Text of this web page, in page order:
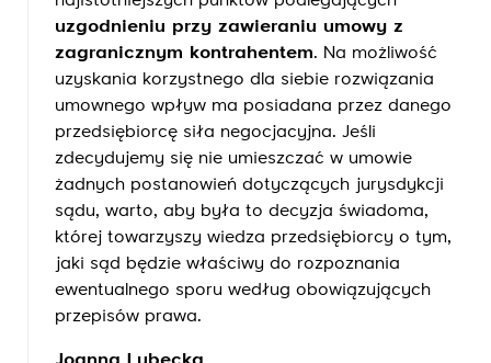
uzgodnieniu przy zawieraniu umowy z
zagranicznym kontrahentem. Na możliwość
uzyskania korzystnego dla siebie rozwiązania
umownego wpływ ma posiadana przez danego
przedsiębiorcę siła negocjacyjna. Jeśli
zdecydujemy się nie umieszczać w umowie
żadnych postanowień dotyczących jurysdykcji
sądu, warto, aby była to decyzja świadoma,
której towarzyszy wiedza przedsiębiorcy o tym,
jaki sąd będzie właściwy do rozpoznania
ewentualnego sporu według obowiązujących
przepisów prawa.